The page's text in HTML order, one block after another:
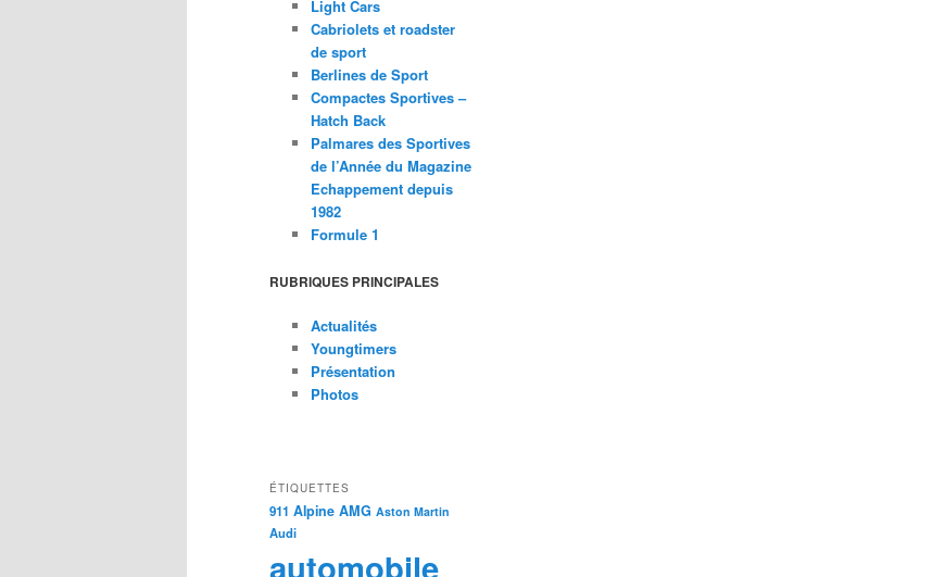
Light Cars
Cabriolets et roadster
de sport
Berlines de Sport
Compactes Sportives –
Hatch Back
Palmares des Sportives
de l’Année du Magazine
Echappement depuis
1982
Formule 1
RUBRIQUES PRINCIPALES
Actualités
Youngtimers
Présentation
Photos
ÉTIQUETTES
911 Alpine AMG Aston Martin
Audi
automobile